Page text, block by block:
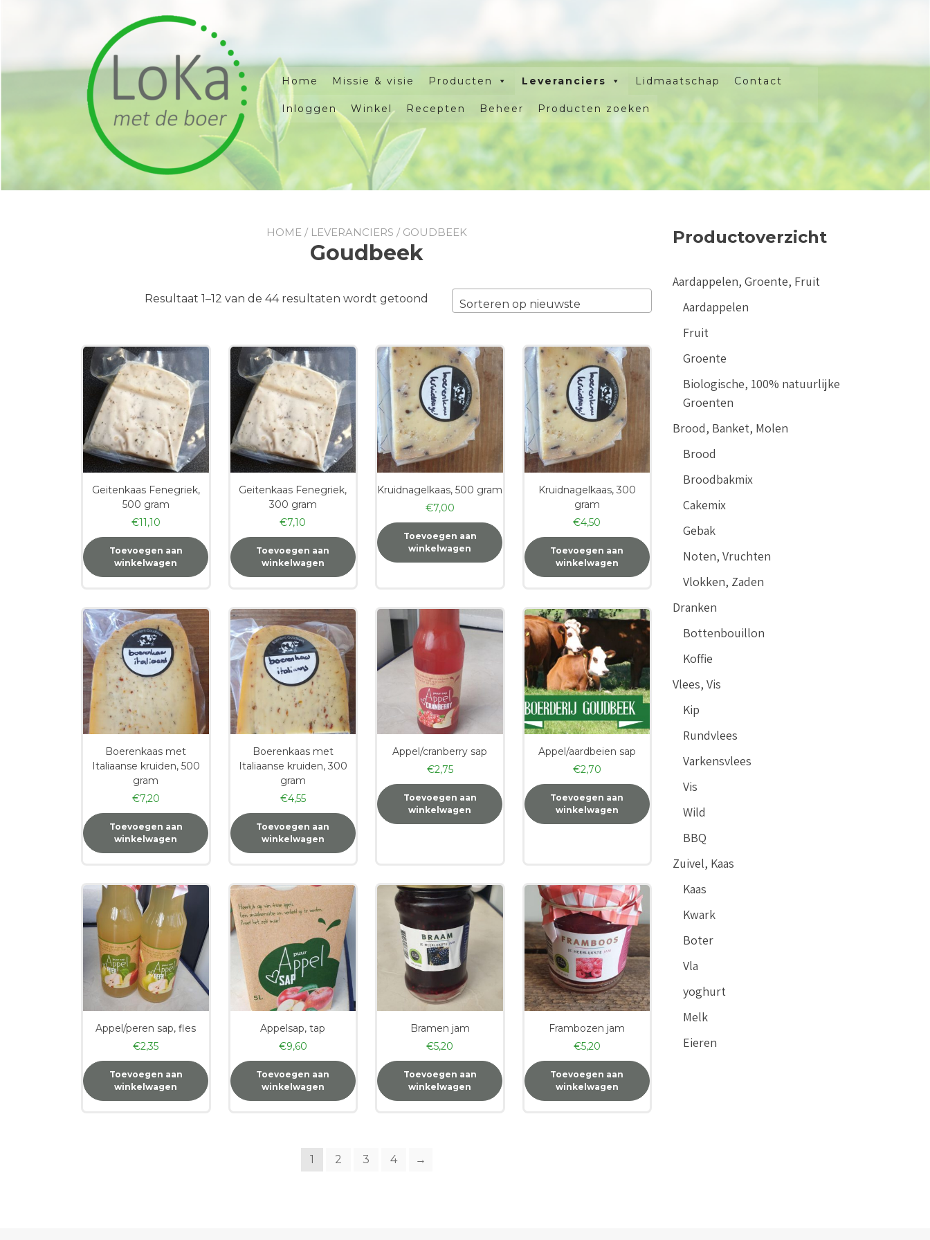
Home Missie & visie Producten Leveranciers Lidmaatschap Contact
Inloggen Winkel Recepten Beheer Producten zoeken
HOME/ LEVERANCIERS / GOUDBEEK
Goudbeek
Resultaat 1–12 van de 44 resultaten wordt getoond
GesorteerdSorteren op nieuwste
Geitenkaas Fenegriek,
500 gram
€11,10
Toevoegen aan
winkelwagen
Geitenkaas Fenegriek,
300 gram
€7,10
Toevoegen aan
winkelwagen
Kruidnagelkaas, 500 gram
€7,00
Toevoegen aan
winkelwagen
Kruidnagelkaas, 300
gram
€4,50
Toevoegen aan
winkelwagen
Boerenkaas met
Italiaanse kruiden, 500
gram
€7,20
Toevoegen aan
winkelwagen
Boerenkaas met
Italiaanse kruiden, 300
gram
€4,55
Toevoegen aan
winkelwagen
Appel/cranberry sap
€2,75
Toevoegen aan
winkelwagen
Appel/aardbeien sap
€2,70
Toevoegen aan
winkelwagen
Appel/peren sap, fles
€2,35
Toevoegen aan
winkelwagen
Appelsap, tap
€9,60
Toevoegen aan
winkelwagen
Bramen jam
€5,20
Toevoegen aan
winkelwagen
Frambozen jam
€5,20
Toevoegen aan
winkelwagen
1 2 3 4 →
Productoverzicht
Aardappelen, Groente, Fruit
Aardappelen
Fruit
Groente
Biologische, 100% natuurlijke
Groenten
Brood, Banket, Molen
Brood
Broodbakmix
Cakemix
Gebak
Noten, Vruchten
Vlokken, Zaden
Dranken
Bottenbouillon
Koffie
Vlees, Vis
Kip
Rundvlees
Varkensvlees
Vis
Wild
BBQ
Zuivel, Kaas
Kaas
Kwark
Boter
Vla
yoghurt
Melk
Eieren